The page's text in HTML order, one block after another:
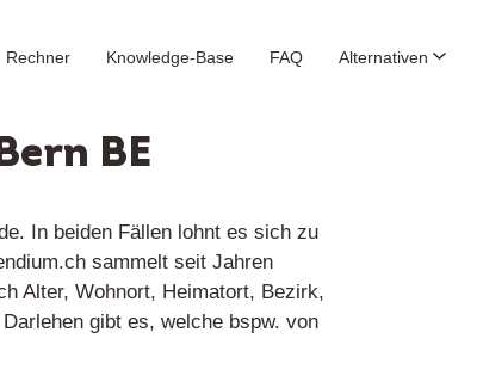
Rechner Knowledge-Base FAQ Alternativen
BE
In beiden Fällen lohnt es sich zu
sammelt seit Jahren
Alter, Wohnort, Heimatort, Bezirk,
gibt es, welche bspw. von